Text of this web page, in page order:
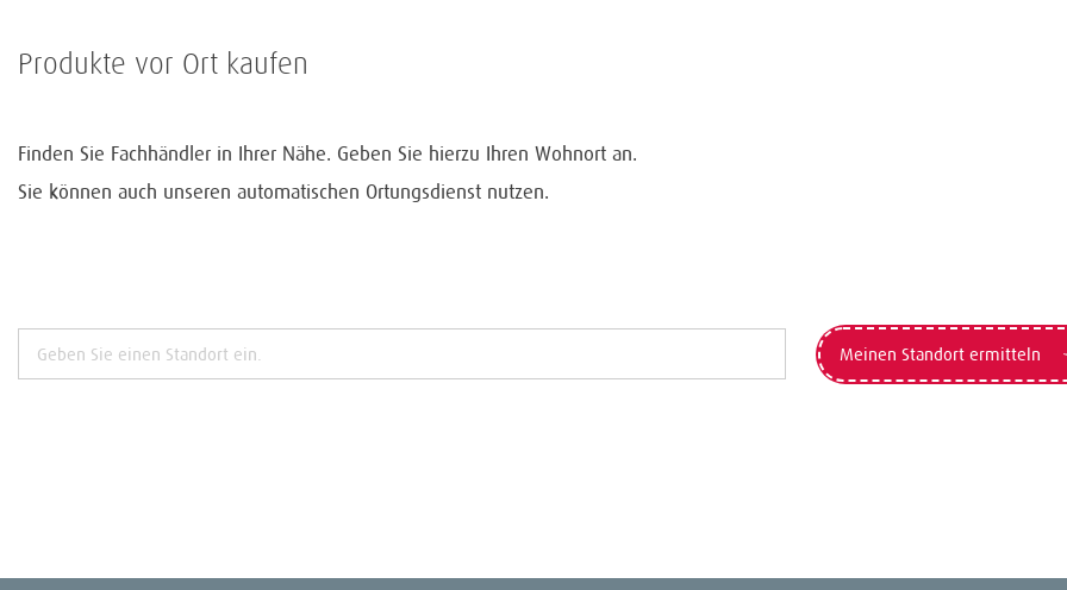
Produkte vor Ort kaufen
Finden Sie Fachhändler in Ihrer Nähe. Geben Sie hierzu Ihren Wohnort an.
Sie können auch unseren automatischen Ortungsdienst nutzen.
Meinen Standort ermitteln